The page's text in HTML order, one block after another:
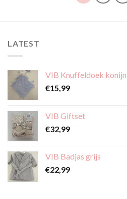
LATEST
VIB Knuffeldoek
€15,99
VIB Giftset
€32,99
VIB Badjas grijs
€22,99